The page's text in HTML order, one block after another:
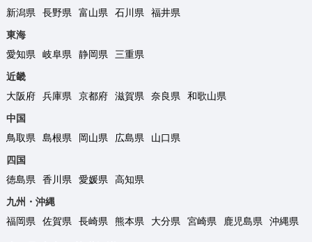
新潟県
長野県 富山県 石川県
福井県
東海
愛知県
岐阜県 静岡県
三重県
近畿
大阪府
兵庫県 京都府 滋賀県 奈良県
和歌山県
中国
鳥取県
島根県 岡山県 広島県
山口県
四国
徳島県
香川県 愛媛県
高知県
九州・沖縄
福岡県
佐賀県 長崎県 熊本県 大分県 宮崎県 鹿児島県 沖縄県